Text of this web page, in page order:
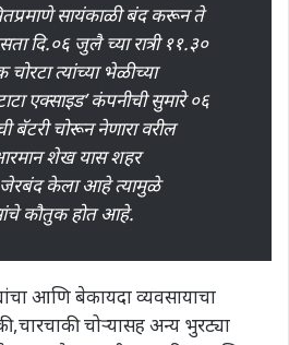
सायंकाळी बंद करून ते
दि.०६ जुलै च्या रात्री ११.३०
त्यांच्या भेळीच्या
एक्साइड’ कंपनीची सुमारे ०६
बॅटरी चोरून नेणारा वरील
शेख यास शहर
जेरबंद केला आहे त्यामुळे
कौतुक होत आहे.
आणि बेकायदा व्यवसायाचा
चोऱ्यासह अन्य भुरट्या